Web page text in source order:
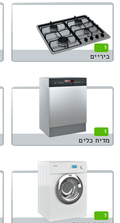
1
כיריים
1
מדיח כלים
1